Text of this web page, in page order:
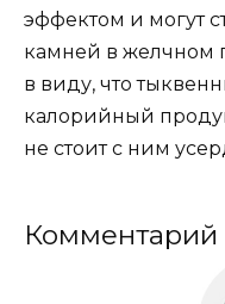
эффектом и могут
камней в желчном
в виду, что
калорийный
не стоит с ним
Комментарий